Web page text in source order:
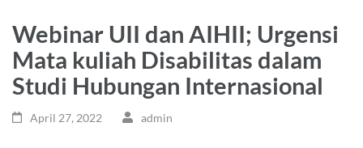
Webinar UII dan AIHII; Urgensi
Mata kuliah Disabilitas dalam
Studi Hubungan Internasional
April 27, 2022 admin